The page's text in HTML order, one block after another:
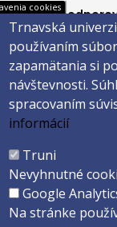
Výučba
Ministerstvom
spravodlivosti SR
Päta
Vyhlásenie o
Copyright ©2026
Created byActivIT
cookies
Trnavská
používaním
zapamätania si
návštevnosti.
spracovaním
informácií
Truni
Nevyhnutné
Google
Na stránke